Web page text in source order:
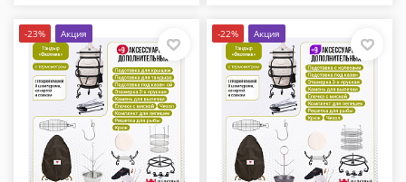
-23% Акция -22% Акция